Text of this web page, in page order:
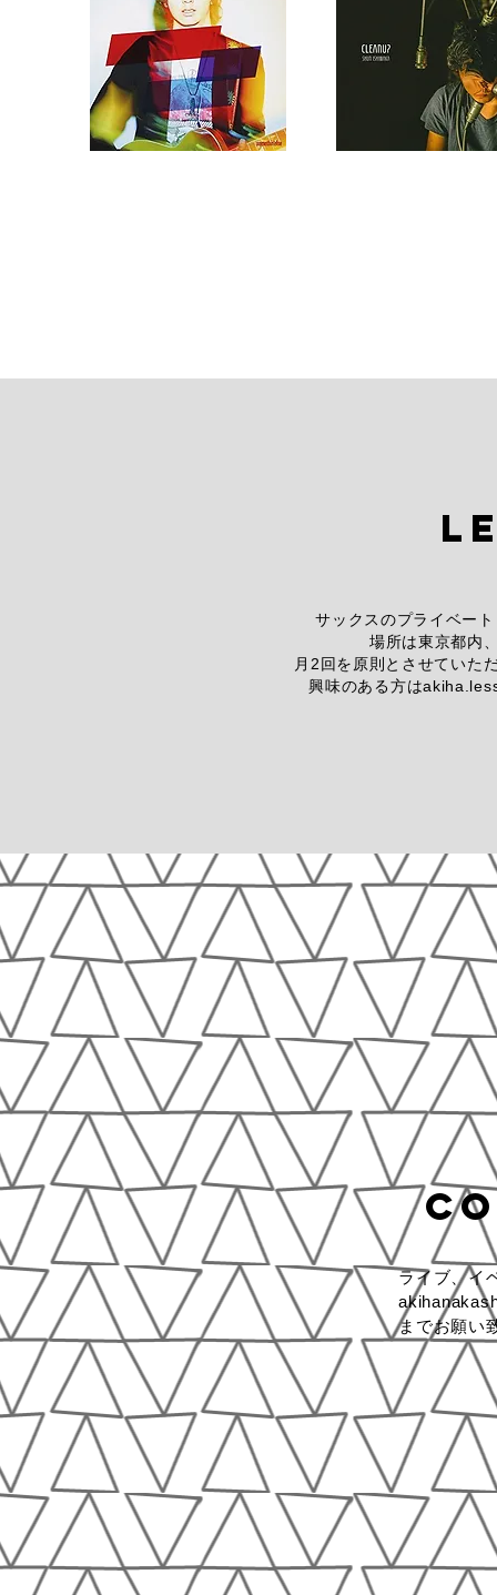
サックスのプライベー
場所は東京都内
月2回を原則とさせていた
興味のある方は
ライブ、イ
までお願い